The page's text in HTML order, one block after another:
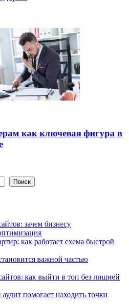
как ключевая фигура в
Поиск
зачем бизнесу
как работает схема быстрой
важной частью
как выйти в топ без лишней
помогает находить точки